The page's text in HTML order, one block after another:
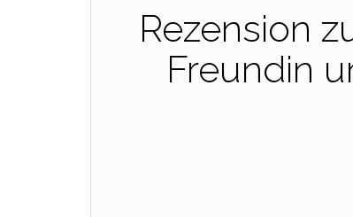
Rezension
Freundin